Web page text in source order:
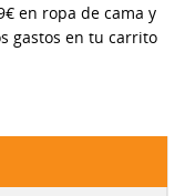
en ropa de cama y
gastos en tu carrito